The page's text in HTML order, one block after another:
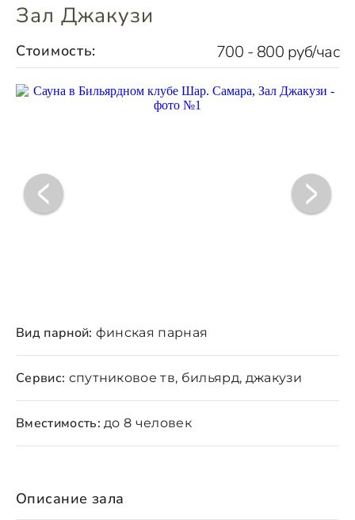
Зал Джакузи
Стоимость: 700 - 800 руб/час
Вид парной: финская парная
Сервис: спутниковое тв, бильярд, джакузи
Вместимость: до 8 человек
Описание зала